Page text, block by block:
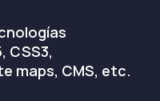
CSS3,
maps, CMS, etc.